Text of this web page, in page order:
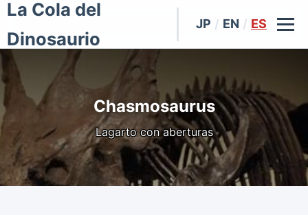
La Cola del
Dinosaurio
JP / EN / ES
Chasmosaurus
Lagarto con aberturas